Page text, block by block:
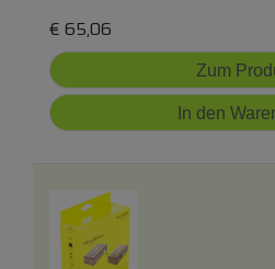
€ 65,06
Zum
In den